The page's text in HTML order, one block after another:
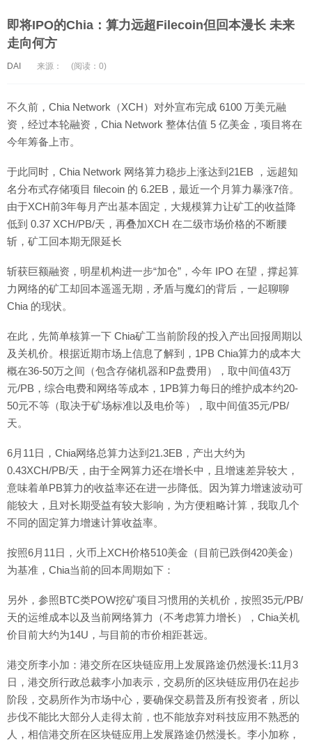
即将IPO的Chia：算力远超Filecoin但回本漫长 未来
走向何方
DAI 来源： (阅读：0)
不久前，Chia Network（XCH）对外宣布完成 6100 万美元融
资，经过本轮融资，Chia Network 整体估值 5 亿美金，项目将在
今年筹备上市。
于此同时，Chia Network 网络算力稳步上涨达到21EB ，远超知
名分布式存储项目 filecoin 的 6.2EB，最近一个月算力暴涨7倍。
由于XCH前3年每月产出基本固定，大规模算力让矿工的收益降
低到 0.37 XCH/PB/天，再叠加XCH 在二级市场价格的不断腰
斩，矿工回本期无限延长
斩获巨额融资，明星机构进一步“加仓”，今年 IPO 在望，撑起算
力网络的矿工却回本遥遥无期，矛盾与魔幻的背后，一起聊聊
Chia 的现状。
在此，先简单核算一下 Chia矿工当前阶段的投入产出回报周期以
及关机价。根据近期市场上信息了解到，1PB Chia算力的成本大
概在36-50万之间（包含存储机器和P盘费用），取中间值43万
元/PB，综合电费和网络等成本，1PB算力每日的维护成本约20-
50元不等（取决于矿场标准以及电价等），取中间值35元/PB/
天。
6月11日，Chia网络总算力达到21.3EB，产出大约为
0.43XCH/PB/天，由于全网算力还在增长中，且增速差异较大，
意味着单PB算力的收益率还在进一步降低。因为算力增速波动可
能较大，且对长期受益有较大影响，为方便粗略计算，我取几个
不同的固定算力增速计算收益率。
按照6月11日，火币上XCH价格510美金（目前已跌倒420美金）
为基准，Chia当前的回本周期如下：
另外，参照BTC类POW挖矿项目习惯用的关机价，按照35元/PB/
天的运维成本以及当前网络算力（不考虑算力增长），Chia关机
价目前大约为14U，与目前的市价相距甚远。
港交所李小加：港交所在区块链应用上发展路途仍然漫长:11月3
日，港交所行政总裁李小加表示，交易所的区块链应用仍在起步
阶段，交易所作为市场中心，要确保交易普及所有投资者，所以
步伐不能比大部分人走得太前，也不能放弃对科技应用不熟悉的
人，相信港交所在区块链应用上发展路途仍然漫长。李小加称，